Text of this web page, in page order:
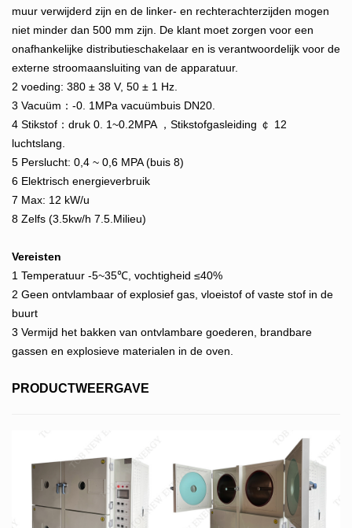
muur verwijderd zijn en de linker- en rechterachterzijden mogen
niet minder dan 500 mm zijn. De klant moet zorgen voor een
onafhankelijke distributieschakelaar en is verantwoordelijk voor de
externe stroomaansluiting van de apparatuur.
2 voeding: 380 ± 38 V, 50 ± 1 Hz.
3 Vacuüm：-0. 1MPa vacuümbuis DN20.
4 Stikstof：druk 0. 1~0.2MPA ，Stikstofgasleiding ￠ 12
luchtslang.
5 Perslucht: 0,4 ~ 0,6 MPA (buis 8)
6 Elektrisch energieverbruik
7 Max: 12 kW/u
8 Zelfs (3.5kw/h 7.5.Milieu)
Vereisten
1 Temperatuur -5~35℃, vochtigheid ≤40%
2 Geen ontvlambaar of explosief gas, vloeistof of vaste stof in de
buurt
3 Vermijd het bakken van ontvlambare goederen, brandbare
gassen en explosieve materialen in de oven.
PRODUCTWEERGAVE